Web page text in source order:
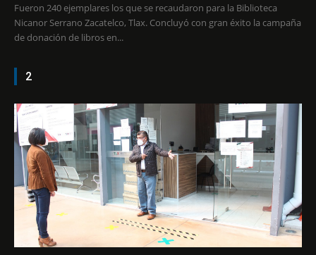
Fueron 240 ejemplares los que se recaudaron para la Biblioteca
Nicanor Serrano Zacatelco, Tlax. Concluyó con gran éxito la campaña
de donación de libros en...
2